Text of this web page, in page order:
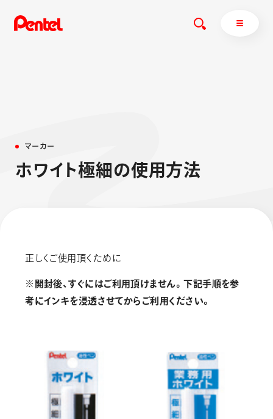
エナージェル サインペン オレンズ
ボールペン
ペン
ブラッシュ（筆）
画材
その他
ぺんてるについて
運営会社
マー カー
ホワイ ト極細 の使用 方法
正しくご使用頂くために
※開封後、すぐにはご利用頂けません。下記手順を参
考にインキを浸透させてからご利用ください。